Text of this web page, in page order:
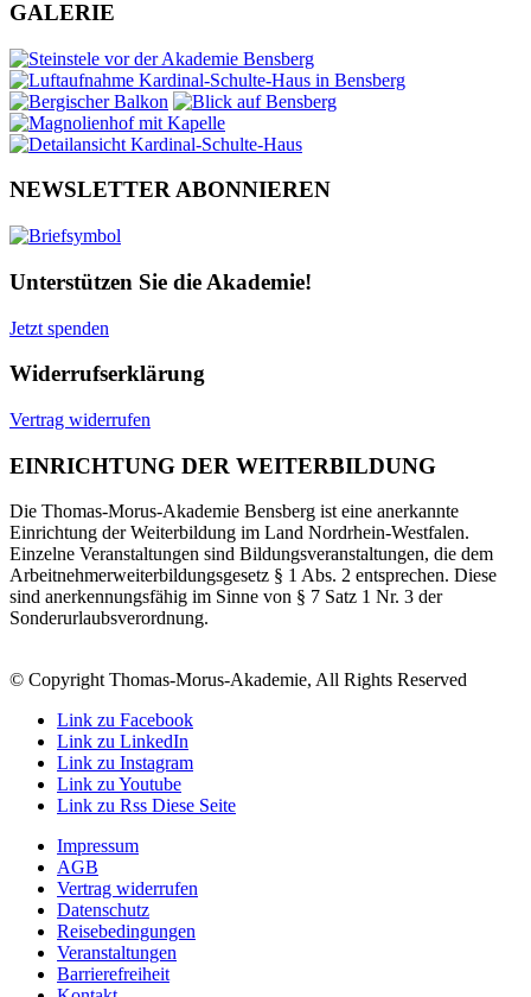
GALERIE
NEWSLETTER ABONNIEREN
Unterstützen Sie die Akademie!
Jetzt spenden
Widerrufserklärung
Vertrag widerrufen
EINRICHTUNG DER WEITERBILDUNG
Die Thomas-Morus-Akademie Bensberg ist eine anerkannte
Einrichtung der Weiterbildung im Land Nordrhein-Westfalen.
Einzelne Veranstaltungen sind Bildungsveranstaltungen, die dem
Arbeitnehmerweiterbildungsgesetz § 1 Abs. 2 entsprechen. Diese
sind anerkennungsfähig im Sinne von § 7 Satz 1 Nr. 3 der
Sonderurlaubsverordnung.
© Copyright Thomas-Morus-Akademie, All Rights Reserved
Link zu Facebook
Link zu LinkedIn
Link zu Instagram
Link zu Youtube
Link zu Rss Diese Seite
Impressum
AGB
Vertrag widerrufen
Datenschutz
Reisebedingungen
Veranstaltungen
Barrierefreiheit